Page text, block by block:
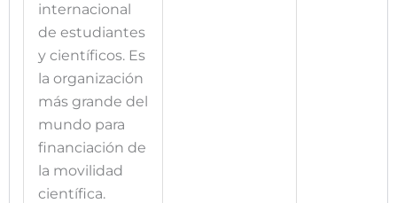
internacional
de estudiantes
y científicos. Es
la organización
más grande del
mundo para
financiación de
la movilidad
científica.